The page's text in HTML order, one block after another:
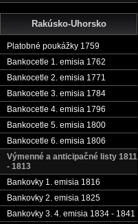
Rakúsko-Uhorsko
Platobné poukážky 1759
Bankocetle 1. emisia 1762
Bankocetle 2. emisia 1771
Bankocetle 3. emisia 1784
Bankocetle 4. emisia 1796
Bankocetle 5. emisia 1800
Bankocetle 6. emisia 1806
Výmenné a anticipačné listy 1811
- 1813
Bankovky 1. emisia 1816
Bankovky 2. emisia 1825
Bankovky 3. 4. emisia 1834 - 1841